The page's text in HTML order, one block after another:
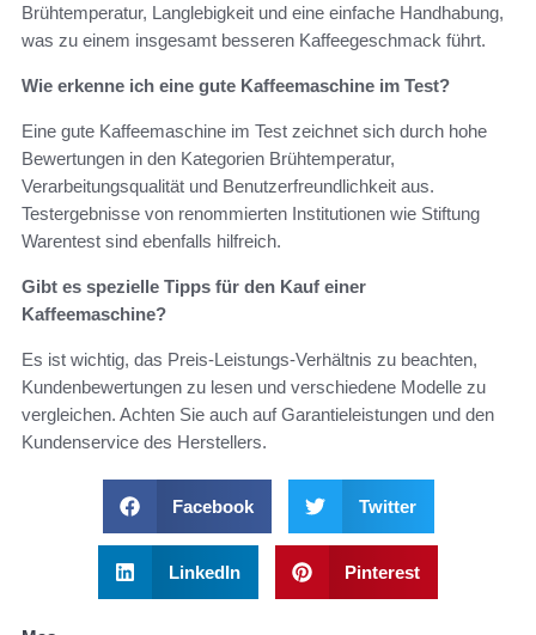
Brühtemperatur, Langlebigkeit und eine einfache Handhabung,
was zu einem insgesamt besseren Kaffeegeschmack führt.
Wie erkenne ich eine gute Kaffeemaschine im Test?
Eine gute Kaffeemaschine im Test zeichnet sich durch hohe
Bewertungen in den Kategorien Brühtemperatur,
Verarbeitungsqualität und Benutzerfreundlichkeit aus.
Testergebnisse von renommierten Institutionen wie Stiftung
Warentest sind ebenfalls hilfreich.
Gibt es spezielle Tipps für den Kauf einer
Kaffeemaschine?
Es ist wichtig, das Preis-Leistungs-Verhältnis zu beachten,
Kundenbewertungen zu lesen und verschiedene Modelle zu
vergleichen. Achten Sie auch auf Garantieleistungen und den
Kundenservice des Herstellers.
Facebook Twitter
LinkedIn Pinterest